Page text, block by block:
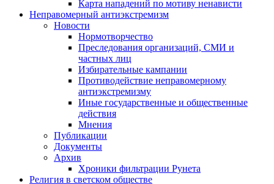
Карта нападений по мотиву ненависти
Неправомерный антиэкстремизм
Новости
Нормотворчество
Преследования организаций, СМИ и
частных лиц
Избирательные кампании
Противодействие неправомерному
антиэкстремизму
Иные государственные и общественные
действия
Мнения
Публикации
Документы
Архив
Хроники фильтрации Рунета
Религия в светском обществе